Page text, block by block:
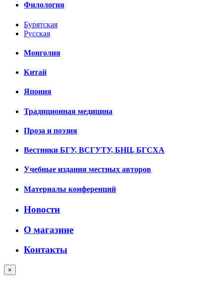
Филология
Бурятская
Русская
Монголия
Китай
Япония
Традиционная медицина
Проза и поэзия
Вестники БГУ, ВСГУТУ, БНЦ, БГСХА
Учебные издания местных авторов
Материалы конференций
Новости
О магазине
Контакты
×